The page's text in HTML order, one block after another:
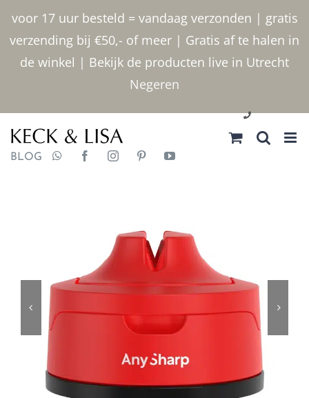
voor 17 uur besteld = vandaag verzonden | gratis
verzending bij €50,- of meer | Gratis af te halen in
de winkel | Bekijk de producten live in Utrecht
Negeren
inhoud
030 2400000
BLOG